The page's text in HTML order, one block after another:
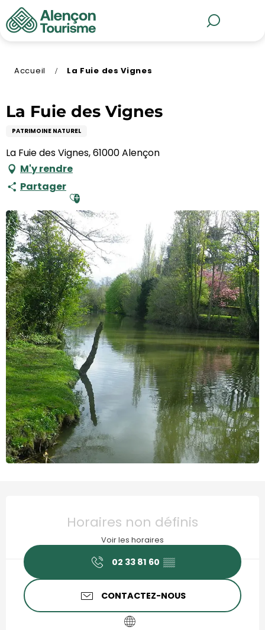
Aller
au
contenu
Accueil La Fuie des Vignes
La Fuie des Vignes
PATRIMOINE NATUREL
La Fuie des Vignes, 61000 Alençon
M'y rendre
Partager Ajouter aux favoris
Horaires non définis
Voir les horaires
02 33 81 60 ▒▒
CONTACTEZ-NOUS